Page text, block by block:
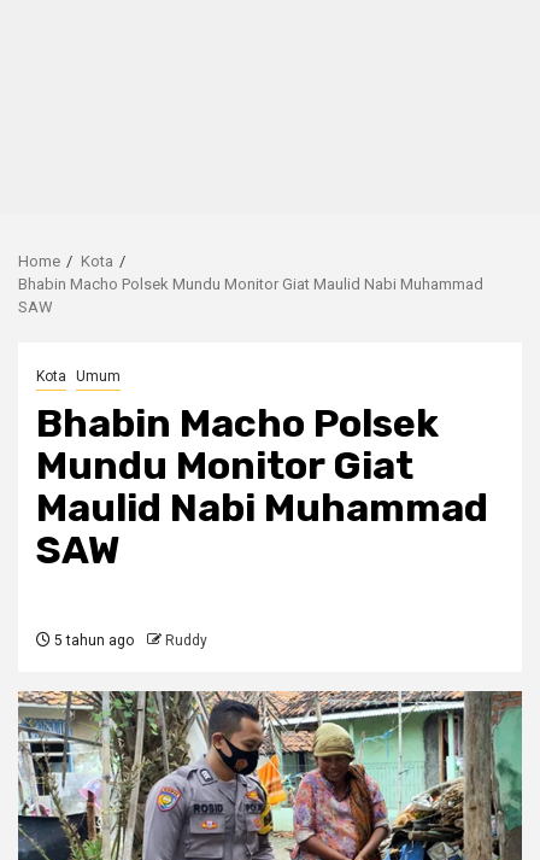
Home
Kota
Bhabin Macho Polsek Mundu Monitor Giat Maulid Nabi Muhammad
SAW
Kota Umum
Bhabin Macho Polsek
Mundu Monitor Giat
Maulid Nabi Muhammad
SAW
5 tahun ago Ruddy